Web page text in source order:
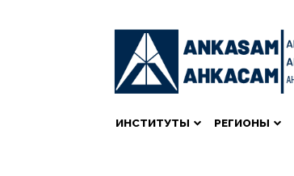
ИНСТИТУТЫ РЕГИОНЫ